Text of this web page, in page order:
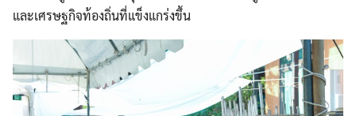
และเศรษฐกิจท้องถิ่นที่แข็งแกร่งขึ้น